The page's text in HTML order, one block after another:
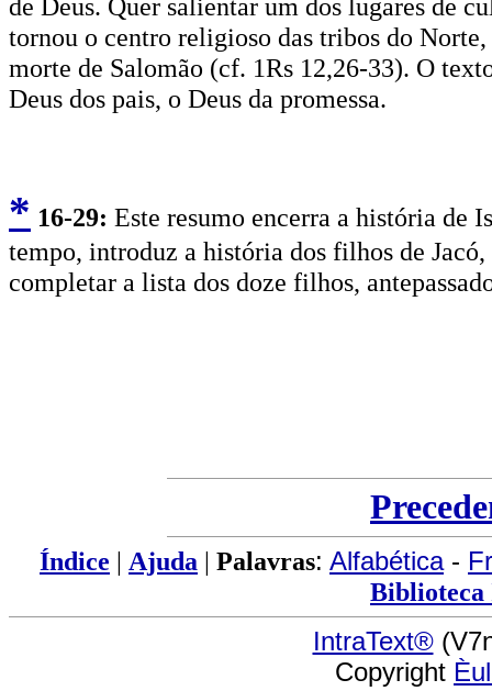
de Deus. Quer salientar um dos lugares de
tornou o centro religioso das tribos do Norte,
morte de Salomão (cf. 1Rs 12,26-33). O
Deus dos pais, o Deus da promessa.
* 16-29: Este resumo encerra a história de
tempo, introduz a história dos filhos de
completar a lista dos doze filhos,
Índice | Ajuda | Palavras: Alfabética-
IntraText®
Copyright